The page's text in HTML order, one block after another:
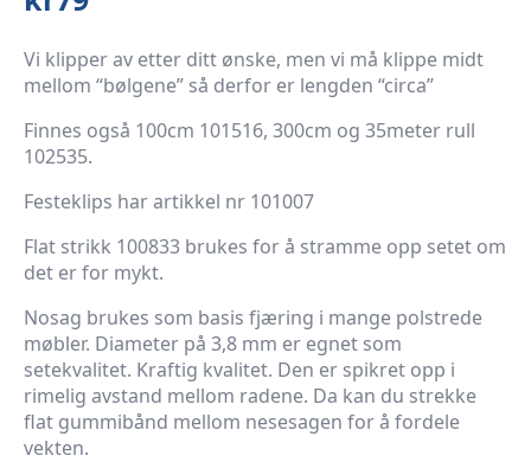
Vi klipper av etter ditt ønske, men vi må klippe midt
mellom “bølgene” så derfor er lengden “circa”
Finnes også 100cm 101516, 300cm og 35meter rull
102535.
Festeklips har artikkel nr 101007
Flat strikk 100833 brukes for å stramme opp setet om
det er for mykt.
Nosag brukes som basis fjæring i mange polstrede
møbler. Diameter på 3,8 mm er egnet som
setekvalitet. Kraftig kvalitet. Den er spikret opp i
rimelig avstand mellom radene. Da kan du strekke
flat gummibånd mellom nesesagen for å fordele
vekten.